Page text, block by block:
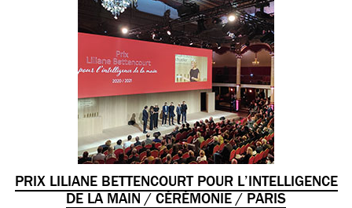
PRIX LILIANE BETTENCOURT POUR L’INTELLIGENCE
DE LA MAIN / CÉRÉMONIE / PARIS